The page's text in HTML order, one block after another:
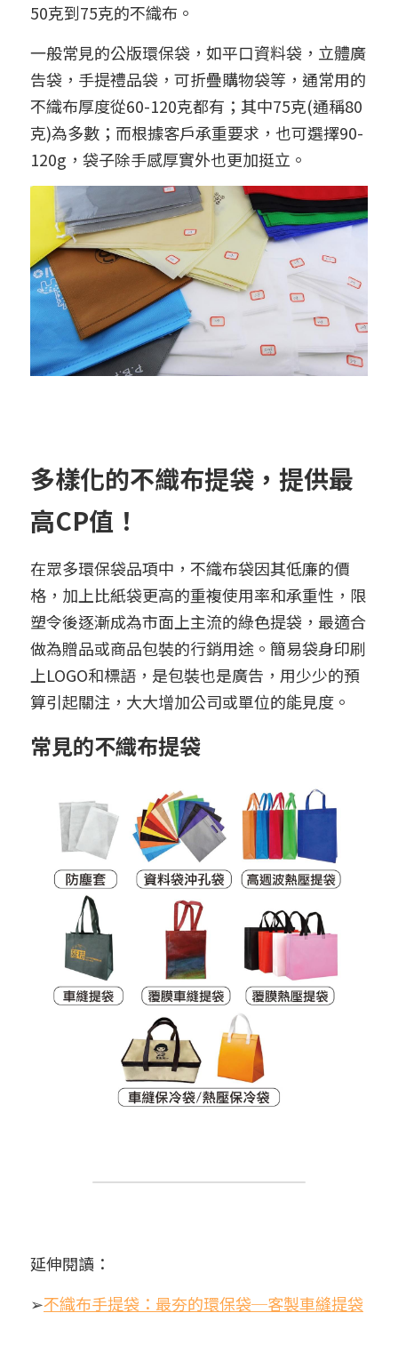
50克到75克的不織布。
一般常見的公版環保袋，如平口資料袋，立體廣
告袋，手提禮品袋，可折疊購物袋等，通常用的
不織布厚度從60-120克都有；其中75克(通稱80
克)為多數；而根據客戶承重要求，也可選擇90-
120g，袋子除手感厚實外也更加挺立。
多樣化的不織布提袋，提供最
高CP值！
在眾多環保袋品項中，不織布袋因其低廉的價
格，加上比紙袋更高的重複使用率和承重性，限
塑令後逐漸成為市面上主流的綠色提袋，最適合
做為贈品或商品包裝的行銷用途。簡易袋身印刷
上LOGO和標語，是包裝也是廣告，用少少的預
算引起關注，大大增加公司或單位的能見度。
常見的不織布提袋
延伸閱讀：
➢不織布手提袋：最夯的環保袋─客製車縫提袋